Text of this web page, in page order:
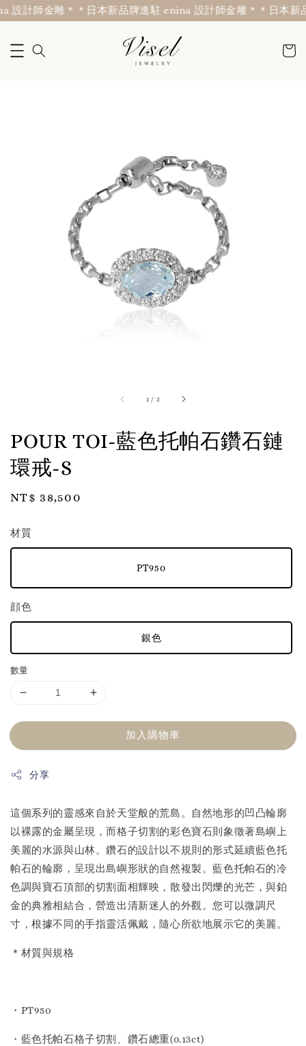
計師金雕＊ ＊日本新品牌進駐 enina 設計師金雕＊ ＊日本新
1 / 2
POUR TOI-藍色托帕石鑽石鏈
環戒-S
Regular
NT$ 38,500
材質
PT950
顔色
銀色
數量
加入購物車
分享
這個系列的靈感來自於天堂般的荒島。自然地形的凹凸輪廓
以裸露的金屬呈現，而格子切割的彩色寶石則象徵著島嶼上
美麗的水源與山林。鑽石的設計以不規則的形式延續藍色托
帕石的輪廓，呈現出島嶼形狀的自然複製。藍色托帕石的冷
色調與寶石頂部的切割面相輝映，散發出閃爍的光芒，與鉑
金的典雅相結合，營造出清新迷人的外觀。您可以微調尺
寸，根據不同的手指靈活佩戴，隨心所欲地展示它的美麗。
＊材質與規格
・PT950
・藍色托帕石格子切割、鑽石總重(0.13ct)